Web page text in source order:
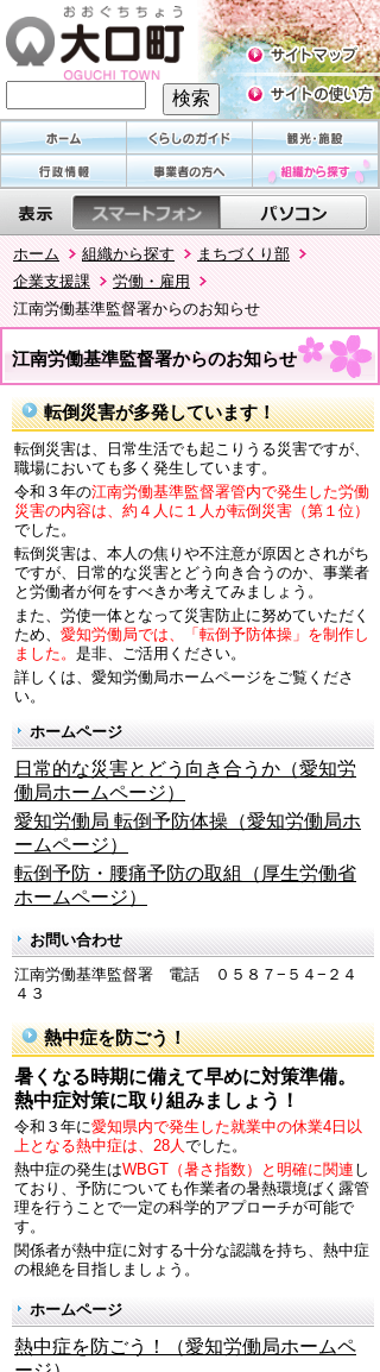
ホーム 組織から探す
まちづくり部
企業支援課
労働・雇用
江南労働基準監督署からのお知らせ
江南労働基準監督署からのお知らせ
転倒災害が多発しています！
転倒災害は、日常生活でも起こりうる災害ですが、
職場においても多く発生しています。
令和３年の江南労働基準監督署管内で発生した労働
災害の内容は、約４人に１人が転倒災害（第１位）
でした。
転倒災害は、本人の焦りや不注意が原因とされがち
ですが、日常的な災害とどう向き合うのか、事業者
と労働者が何をすべきか考えてみましょう。
また、労使一体となって災害防止に努めていただく
ため、 愛知労働局では、「転倒予防体操」を制作し
ました。 是非、ご活用ください。
詳しくは、愛知労働局ホームページをご覧くださ
い。
ホームページ
日常的な災害とどう向き合うか（愛知労
働局ホームページ）
愛知労働局 転倒予防体操（愛知労働局ホ
ームページ）
転倒予防・腰痛予防の取組（厚生労働省
ホームページ）
お問い合わせ
江南労働基準監督署 電話 ０５８７−５４−２４
４３
熱中症を防ごう！
暑くなる時期に備えて早めに対策準備。
熱中症対策に取り組みましょう！
令和３年に愛知県内で発生した就業中の休業4日以
上となる熱中症は、28人でした。
熱中症の発生はWBGT（暑さ指数）と明確に関連 し
ており、予防についても作業者の暑熱環境ばく露管
理を行うことで一定の科学的アプローチが可能で
す。
関係者が熱中症に対する十分な認識を持ち、熱中症
の根絶を目指しましょう。
ホームページ
熱中症を防ごう！（愛知労働局ホームペ